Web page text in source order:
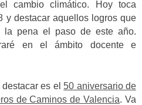
cambio climático. Hoy toca
y destacar aquellos logros que
la pena el paso de este año.
en el ámbito docente e
es el 50 aniversario de
de Caminos de Valencia. Va